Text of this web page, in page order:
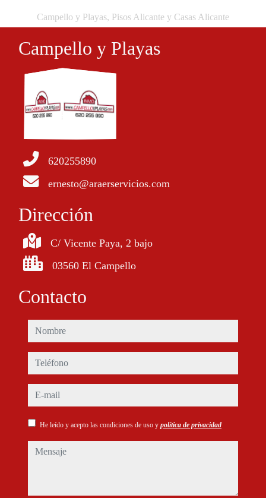
Campello y Playas, Pisos Alicante y Casas Alicante
Campello y Playas
620255890
ernesto@araerservicios.com
Dirección
C/ Vicente Paya, 2 bajo
03560 El Campello
Contacto
nombre
teléfono
e-mail
He leído y acepto las condiciones de uso y política de privacidad
mensaje